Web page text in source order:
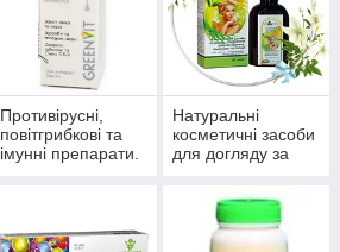
Противірусні,
повітгрибкові та
імунні препарати.
Натуральні
косметичні засоби
для догляду за